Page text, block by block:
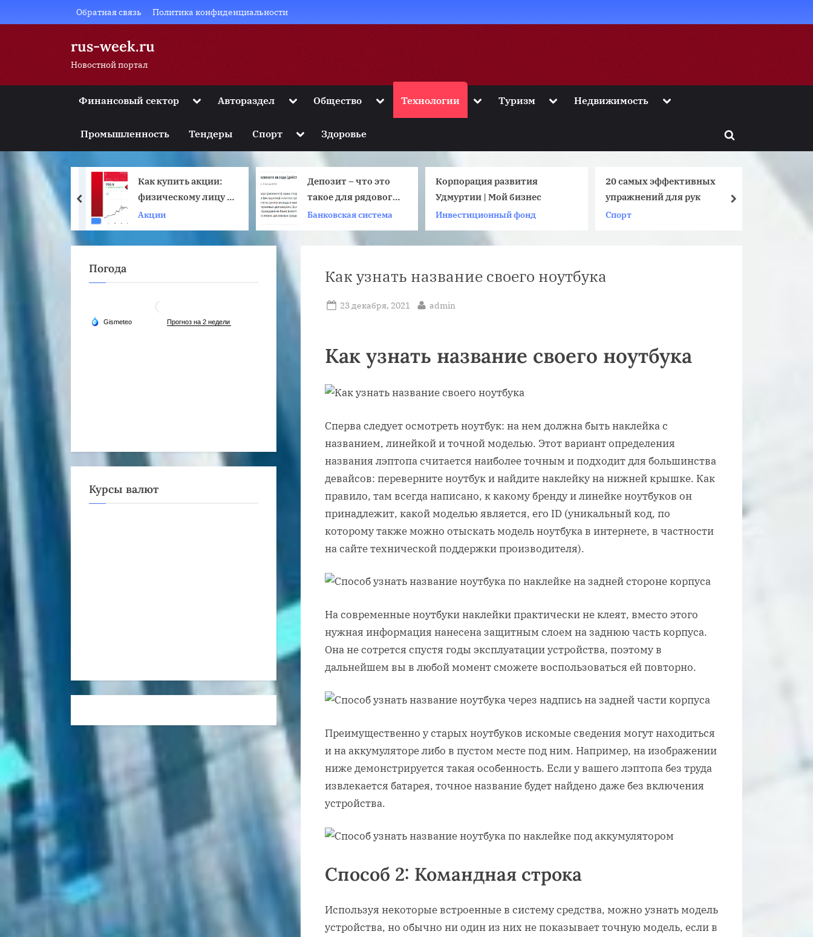
to
Обратная связь Политика конфиденциальности
rus-week.ru
Новостной портал
Финансовый сектор Toggle
menu
Toggle
menu
Toggle
sub-
menu
sub-
Автораздел ToggleОбщество Toggle
menu
Технологии ToggleТуризм ToggleНедвижимость Toggle
Промышленность Тендеры Спорт Toggle
menu
Здоровье
Toggle
для
Как купить акции:
физическому лицу в
России в 2021
Акции
Депозит – что это
такое для рядового
пользователя
банковских услуг и
его виды
Банковская система
Корпорация развития
Удмуртии | Мой бизнес
Инвестиционный фонд
20 самых эффективных
упражнений для рук
Спорт
prev next
Как узнать название своего ноутбука
Posted
23 декабря, 2021 By
admin
Как узнать название своего ноутбука
Сперва следует осмотреть ноутбук: на нем должна быть наклейка с
названием, линейкой и точной моделью. Этот вариант определения
названия лэптопа считается наиболее точным и подходит для большинства
девайсов: переверните ноутбук и найдите наклейку на нижней крышке. Как
правило, там всегда написано, к какому бренду и линейке ноутбуков он
принадлежит, какой моделью является, его ID (уникальный код, по
которому также можно отыскать модель ноутбука в интернете, в частности
на сайте технической поддержки производителя).
На современные ноутбуки наклейки практически не клеят, вместо этого
нужная информация нанесена защитным слоем на заднюю часть корпуса.
Она не сотрется спустя годы эксплуатации устройства, поэтому в
дальнейшем вы в любой момент сможете воспользоваться ей повторно.
Преимущественно у старых ноутбуков искомые сведения могут находиться
и на аккумуляторе либо в пустом месте под ним. Например, на изображении
ниже демонстрируется такая особенность. Если у вашего лэптопа без труда
извлекается батарея, точное название будет найдено даже без включения
устройства.
Способ 2: Командная строка
Используя некоторые встроенные в систему средства, можно узнать модель
устройства, но обычно ни один из них не показывает точную модель, если в
Погода
Курсы валют